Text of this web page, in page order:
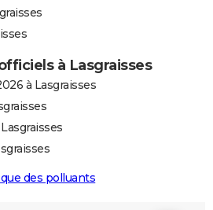
à Lasgraisses
à Lasgraisses
des polluants